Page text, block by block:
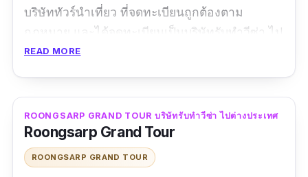
บริษัททัวร์นำเที่ยว ที่จดทะเบียนถูกต้องตาม
กฎหมาย และได้จดทะเบียนเป็นบริษัทรับทําวีซ่า ไป
ต่างประเทศ บริการกรอกแบบฟอร์มวีซ่า ให้คำ
บริการรับทำวีซ่าไทยให้กับชาวต่างชาติด้วย โดย
ทีมงานมืออาชีพมากประสบการณ์ ดูแลตั้งแต่ขั้น
ตอนยื่นเอกสารจนได้รับผลวีซ่า สามารถปรึกษา
และบริการในรูปแบบออนไลน์ เพื่อความสะดวก
READ MORE
ROONGSARP GRAND TOUR บริษัทรับทําวีซ่า ไปต่างประเทศ
Roongsarp Grand Tour
ROONGSARP GRAND TOUR